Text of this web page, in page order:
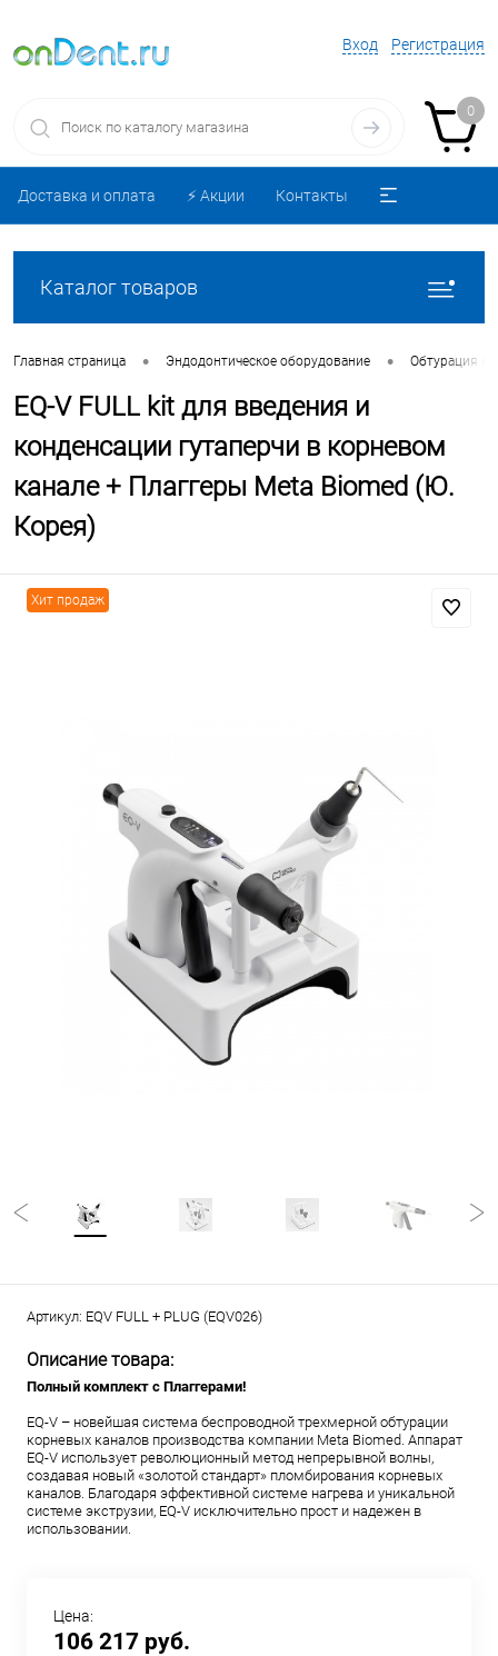
Вход Регистрация
0
Доставка и оплата ⚡️ Акции Контакты
Каталог товаров
Главная страница • Эндодонтическое оборудование • Обтурация
EQ-V FULL kit для введения и
конденсации гутаперчи в корневом
канале + Плаггеры Meta Biomed (Ю.
Корея)
Хит продаж
Артикул: EQV FULL + PLUG (EQV026)
Описание товара:
Полный комплект с Плаггерами!
EQ-V – новейшая система беспроводной трехмерной обтурации
корневых каналов производства компании Meta Biomed. Аппарат
EQ-V использует революционный метод непрерывной волны,
создавая новый «золотой стандарт» пломбирования корневых
каналов. Благодаря эффективной системе нагрева и уникальной
системе экструзии, EQ-V исключительно прост и надежен в
использовании.
Цена:
106 217 руб.